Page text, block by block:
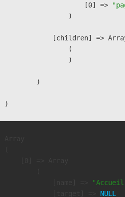
                    [0] =>
                )
[children] =>
                (
                )
        )
NULL